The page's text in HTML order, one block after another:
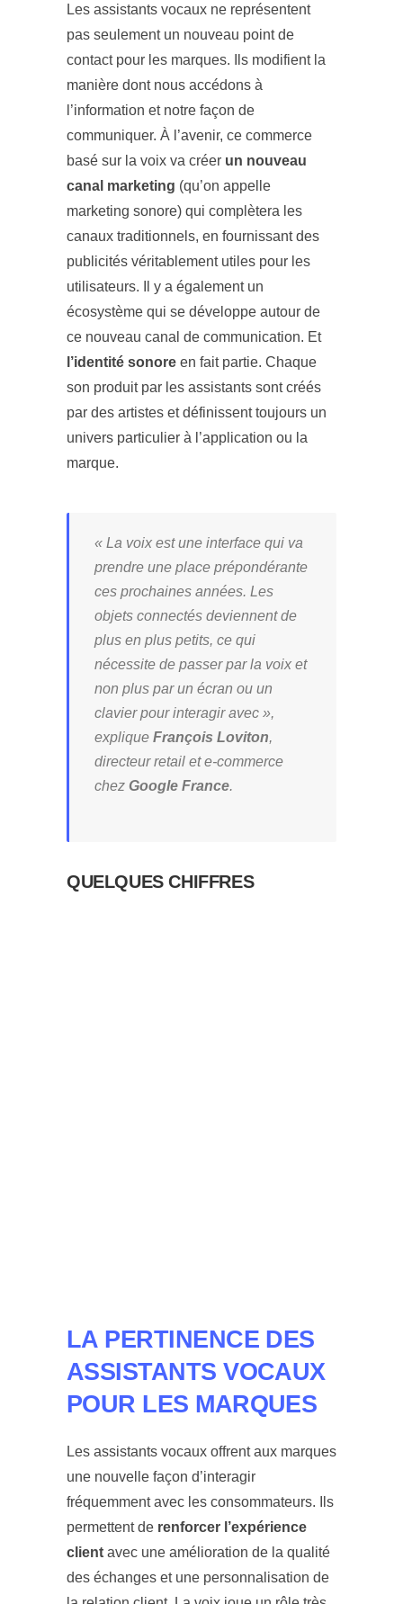
Les assistants vocaux ne représentent
pas seulement un nouveau point de
contact pour les marques. Ils modifient la
manière dont nous accédons à
l’information et notre façon de
communiquer. À l’avenir, ce commerce
basé sur la voix va créer un nouveau
canal marketing (qu’on appelle
marketing sonore) qui complètera les
canaux traditionnels, en fournissant des
publicités véritablement utiles pour les
utilisateurs. Il y a également un
écosystème qui se développe autour de
ce nouveau canal de communication. Et
l’identité sonore en fait partie. Chaque
son produit par les assistants sont créés
par des artistes et définissent toujours un
univers particulier à l’application ou la
marque.
« La voix est une interface qui va
prendre une place prépondérante
ces prochaines années. Les
objets connectés deviennent de
plus en plus petits, ce qui
nécessite de passer par la voix et
non plus par un écran ou un
clavier pour interagir avec »,
explique François Loviton,
directeur retail et e-commerce
chez Google France.
QUELQUES CHIFFRES
LA PERTINENCE DES
ASSISTANTS VOCAUX
POUR LES MARQUES
Les assistants vocaux offrent aux marques
une nouvelle façon d’interagir
fréquemment avec les consommateurs. Ils
permettent de renforcer l’expérience
client avec une amélioration de la qualité
des échanges et une personnalisation de